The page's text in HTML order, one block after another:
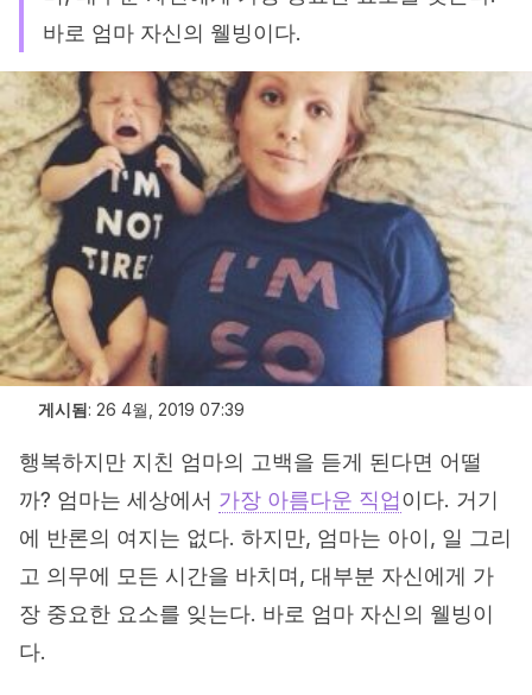
바로 엄마 자신의 웰빙이다.
게시됨: 26 4월, 2019 07:39
행복하지만 지친 엄마의 고백을 듣게 된다면 어떨
까? 엄마는 세상에서 가장 아름다운 직업이다. 거기
에 반론의 여지는 없다. 하지만, 엄마는 아이, 일 그리
고 의무에 모든 시간을 바치며, 대부분 자신에게 가
장 중요한 요소를 잊는다. 바로 엄마 자신의 웰빙이
다.